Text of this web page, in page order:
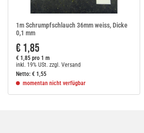
1m Schrumpfschlauch 36mm weiss, Dicke
0,1 mm
€ 1,85
€ 1,85 pro 1 m
inkl. 19% USt. zzgl. Versand
Netto: € 1,55
momentan nicht verfügbar